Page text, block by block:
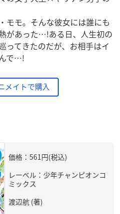
モモ。そんな彼女には誰にも
があった…!ある日、人生初の
ってきたのだが、お相手はイ
で…!
メイトで購入
価格：561円(税込)
レーベル：少年チャンピオンコ
ミックス
渡辺航 (著)